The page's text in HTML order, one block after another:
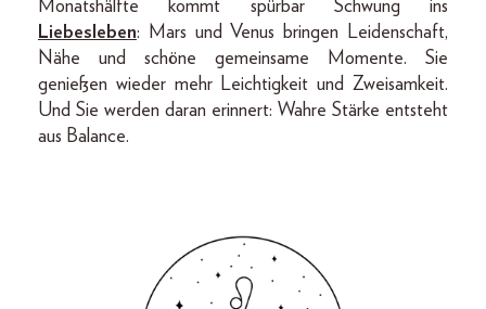
Monatshälfte kommt spürbar Schwung ins
Liebesleben: Mars und Venus bringen Leidenschaft,
Nähe und schöne gemeinsame Momente. Sie
genießen wieder mehr Leichtigkeit und Zweisamkeit.
Und Sie werden daran erinnert: Wahre Stärke entsteht
aus Balance.